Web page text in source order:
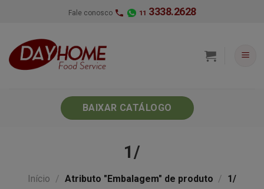
Fale conosco 11 3338.2628
BAIXAR CATÁLOGO
1/
Início / Atributo "Embalagem" de produto / 1/